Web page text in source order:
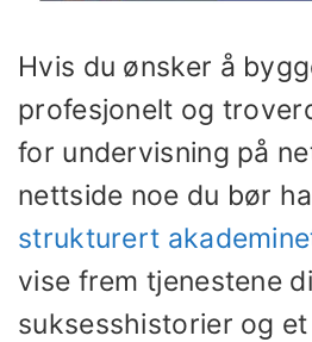
Hvis du ønsker å
profesjonelt og
for undervisning på
nettside noe du bør
strukturert
vise frem tjenestene
suksesshistorier og